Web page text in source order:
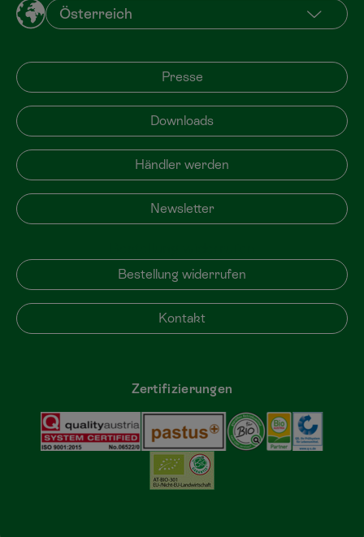
Presse
Downloads
Händler werden
Newsletter
Bestellung widerrufen
Kontakt
Zertifizierungen